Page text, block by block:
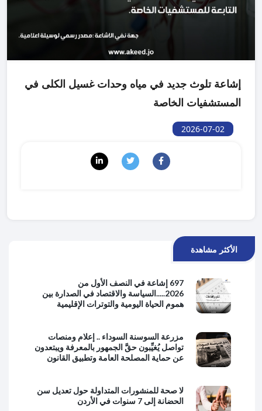
إشاعة تلوث جديد في مياه وحدات غسيل الكلى في
المستشفيات الخاصة
2026-07-02
الأكثر مشاهدة
697 إشاعة في النصف الأول من
2026.....السياسة والاقتصاد في الصدارة بين
هموم الحياة اليومية والتوترات الإقليمية
مزرعة السوسنة السوداء .. إعلام ومنصات
تواصل يُغيِّبون حقَّ الجمهور بالمعرفة ويبتعدون
عن حماية المصلحة العامة وتطبيق القانون
لا صحة للمنشورات المتداولة حول تعديل سن
الحضانة إلى 7 سنوات في الأردن